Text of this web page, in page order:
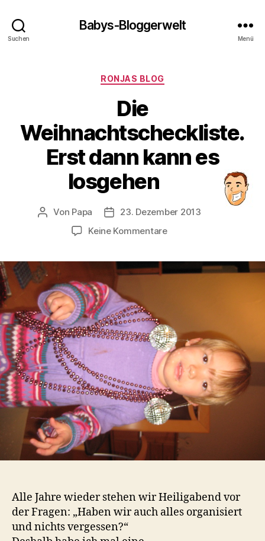
Suchen
Babys-Bloggerwelt
Menü
Kategorien
RONJAS BLOG
Die
Weihnachtscheckliste.
Erst dann kann es
losgehen
Beitragsautor
Von Papa Veröffentlichungsdatum
23. Dezember 2013
Keine Kommentarezu
losgehen
Alle Jahre wieder stehen wir Heiligabend vor
der Fragen: „Haben wir auch alles organisiert
und nichts vergessen?“